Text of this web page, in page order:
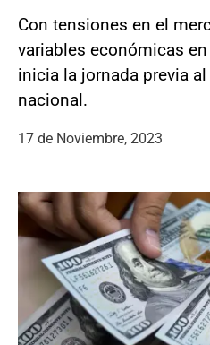
Con tensiones en el
variables económicas
inicia la jornada previa
nacional.
17 de Noviembre, 2023